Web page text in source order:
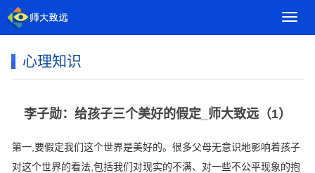
导
心理知识
李子勋：给孩子三个美好的假定_师大致远（1）
第一,要假定我们这个世界是美好的。很多父母无意识地影响着孩子
对这个世界的看法,包括我们对现实的不满、对一些不公平现象的抱